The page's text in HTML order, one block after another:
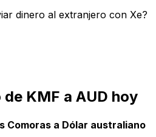
dinero al extranjero con Xe?
KMF a AUD hoy
Comoras a Dólar australiano